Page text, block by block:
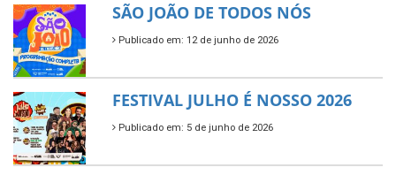
SÃO JOÃO DE TODOS NÓS
Publicado em: 12 de junho de 2026
FESTIVAL JULHO É NOSSO 2026
Publicado em: 5 de junho de 2026